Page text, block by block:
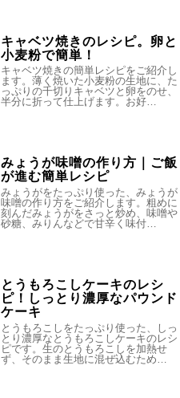
キャベツ焼きのレシピ。卵と
小麦粉で簡単！
キャベツ焼きの簡単レシピをご紹介し
ます。薄く焼いた小麦粉の生地に、た
っぷりの千切りキャベツと卵をのせ、
半分に折って仕上げます。お好…
みょうが味噌の作り方｜ご飯
が進む簡単レシピ
みょうがをたっぷり使った、みょうが
味噌の作り方をご紹介します。粗めに
刻んだみょうがをさっと炒め、味噌や
砂糖、みりんなどで甘辛く味付…
とうもろこしケーキのレシ
ピ！しっとり濃厚なパウンド
ケーキ
とうもろこしをたっぷり使った、しっ
とり濃厚なとうもろこしケーキのレシ
ピです。生のとうもろこしを加熱せ
ず、そのまま生地に混ぜ込むため…